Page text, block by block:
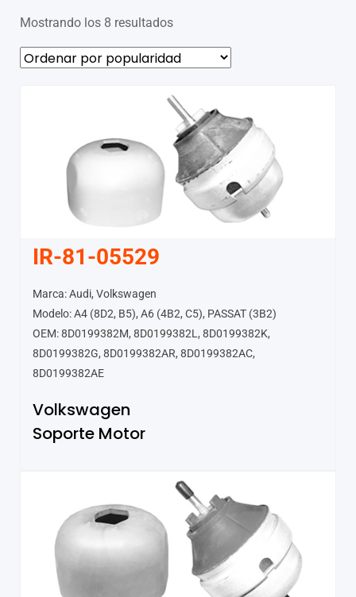
Mostrando los 8 resultados
IR-81-05529
Marca: Audi, Volkswagen
Modelo: A4 (8D2, B5), A6 (4B2, C5), PASSAT (3B2)
OEM: 8D0199382M, 8D0199382L, 8D0199382K,
8D0199382G, 8D0199382AR, 8D0199382AC,
8D0199382AE
Volkswagen
Soporte Motor